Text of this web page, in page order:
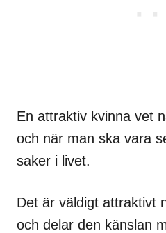
En attraktiv kvinna vet
och när man ska vara
saker i livet.
Det är väldigt attraktivt
och delar den känslan